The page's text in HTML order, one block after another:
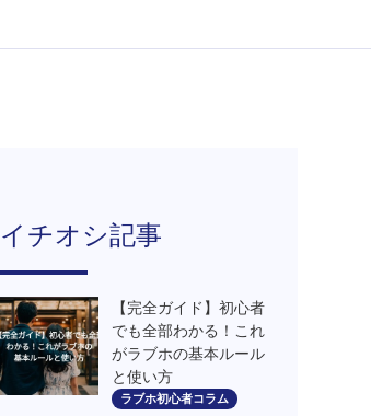
イチオシ記事
【完全ガイド】初心者
でも全部わかる！これ
がラブホの基本ルール
と使い方
ラブホ初心者コラム